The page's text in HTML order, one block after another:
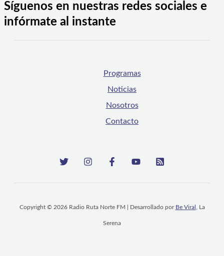
Síguenos en nuestras redes sociales e
infórmate al instante
Programas
Noticias
Nosotros
Contacto
Copyright © 2026 Radio Ruta Norte FM | Desarrollado por Be Viral , La
Serena